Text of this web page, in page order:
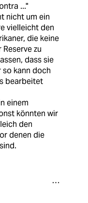
..."
nicht um ein
vielleicht den
die keine
zu
dass sie
kann doch
bearbeitet
einem
könnten wir
den
denen die